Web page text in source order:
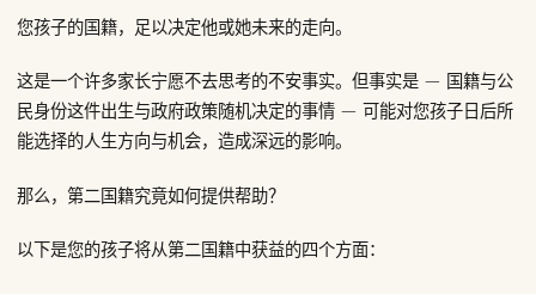
您孩子的国籍，足以决定他或她未来的走向。
这是一个许多家长宁愿不去思考的不安事实。但事实是 — 国籍与公
民身份这件出生与政府政策随机决定的事情 — 可能对您孩子日后所
能选择的人生方向与机会，造成深远的影响。
那么，第二国籍究竟如何提供帮助？
以下是您的孩子将从第二国籍中获益的四个方面：